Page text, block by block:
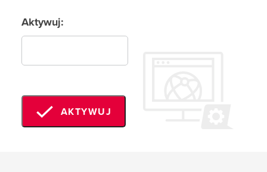
Aktywuj:
AKTYWUJ